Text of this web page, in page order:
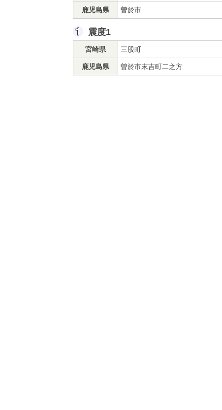
鹿児島県 曽於市
震度1
宮崎県 三股町
鹿児島県 曽於市末吉町二之方